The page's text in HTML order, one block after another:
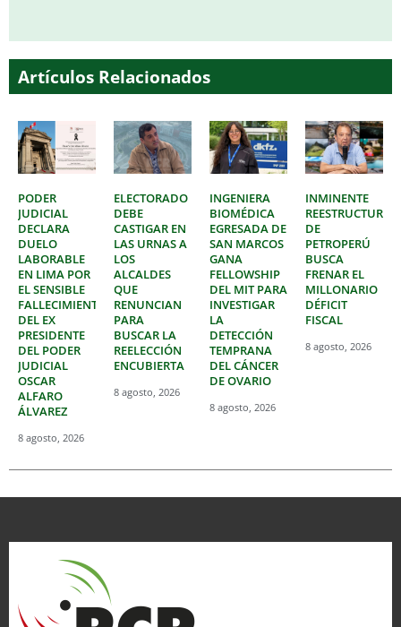
Artículos Relacionados
PODER
JUDICIAL
DECLARA
DUELO
LABORABLE
EN LIMA POR
EL SENSIBLE
FALLECIMIENTO
DEL EX
PRESIDENTE
DEL PODER
JUDICIAL
OSCAR
ALFARO
ÁLVAREZ
8 agosto, 2026
ELECTORADO
DEBE
CASTIGAR EN
LAS URNAS A
LOS
ALCALDES
QUE
RENUNCIAN
PARA
BUSCAR LA
REELECCIÓN
ENCUBIERTA
8 agosto, 2026
INGENIERA
BIOMÉDICA
EGRESADA DE
SAN MARCOS
GANA
FELLOWSHIP
DEL MIT PARA
INVESTIGAR
LA
DETECCIÓN
TEMPRANA
DEL CÁNCER
DE OVARIO
8 agosto, 2026
INMINENTE
DE
PETROPERÚ
BUSCA
FRENAR EL
MILLONARIO
DÉFICIT
FISCAL
8 agosto, 2026